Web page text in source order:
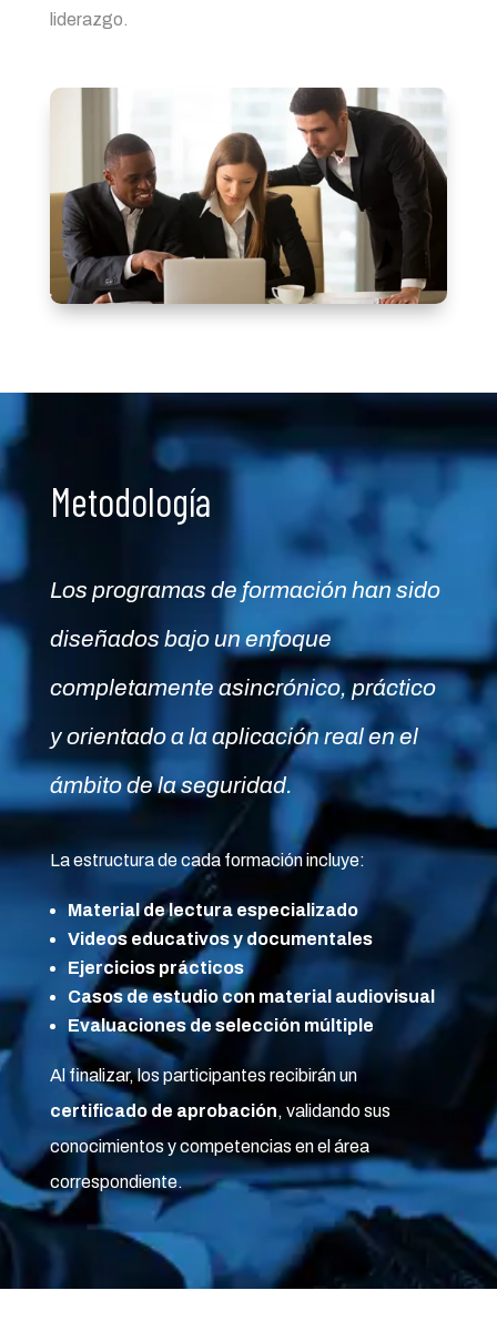
liderazgo.
Metodología
Los programas de formación han sido
diseñados bajo un enfoque
completamente asincrónico, práctico
y orientado a la aplicación real en el
ámbito de la seguridad.
La estructura de cada formación incluye:
Material de lectura especializado
Videos educativos y documentales
Ejercicios prácticos
Casos de estudio con material audiovisual
Evaluaciones de selección múltiple
Al finalizar, los participantes recibirán un
certificado de aprobación, validando sus
conocimientos y competencias en el área
correspondiente.